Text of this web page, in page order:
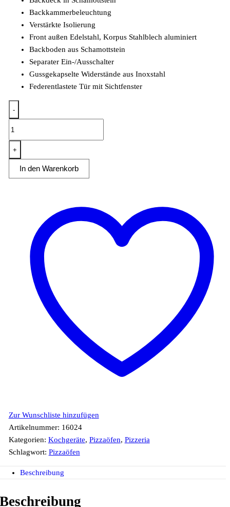
Backkammerbeleuchtung
Verstärkte Isolierung
Front außen Edelstahl, Korpus Stahlblech aluminiert
Backboden aus Schamottstein
Separater Ein-/Ausschalter
Gussgekapselte Widerstände aus Inoxstahl
Federentlastete Tür mit Sichtfenster
-
4+4
für
4+4
+
In den Warenkorb
Zur Wunschliste hinzufügen
Artikelnummer: 16024
Kategorien: Kochgeräte, Pizzaöfen, Pizzeria
Schlagwort: Pizzaöfen
Beschreibung
Beschreibung